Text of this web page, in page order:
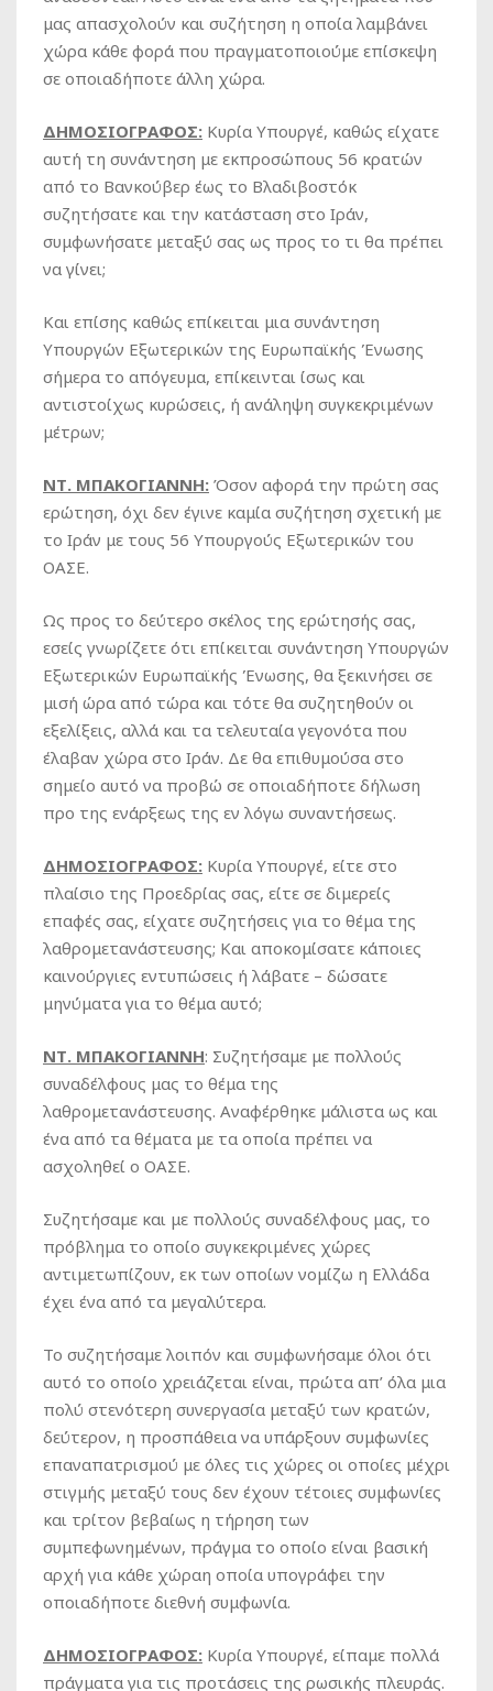
μας απασχολούν και συζήτηση η οποία λαμβάνει
χώρα κάθε φορά που πραγματοποιούμε επίσκεψη
σε οποιαδήποτε άλλη χώρα.
ΔΗΜΟΣΙΟΓΡΑΦΟΣ: Κυρία Υπουργέ, καθώς είχατε
αυτή τη συνάντηση με εκπροσώπους 56 κρατών
από το Βανκούβερ έως το Βλαδιβοστόκ
συζητήσατε και την κατάσταση στο Ιράν,
συμφωνήσατε μεταξύ σας ως προς το τι θα πρέπει
να γίνει;
Και επίσης καθώς επίκειται μια συνάντηση
Υπουργών Εξωτερικών της Ευρωπαϊκής Ένωσης
σήμερα το απόγευμα, επίκεινται ίσως και
αντιστοίχως κυρώσεις, ή ανάληψη συγκεκριμένων
μέτρων;
ΝΤ. ΜΠΑΚΟΓΙΑΝΝΗ: Όσον αφορά την πρώτη σας
ερώτηση, όχι δεν έγινε καμία συζήτηση σχετική με
το Ιράν με τους 56 Υπουργούς Εξωτερικών του
ΟΑΣΕ.
Ως προς το δεύτερο σκέλος της ερώτησής σας,
εσείς γνωρίζετε ότι επίκειται συνάντηση Υπουργών
Εξωτερικών Ευρωπαϊκής Ένωσης, θα ξεκινήσει σε
μισή ώρα από τώρα και τότε θα συζητηθούν οι
εξελίξεις, αλλά και τα τελευταία γεγονότα που
έλαβαν χώρα στο Ιράν. Δε θα επιθυμούσα στο
σημείο αυτό να προβώ σε οποιαδήποτε δήλωση
προ της ενάρξεως της εν λόγω συναντήσεως.
ΔΗΜΟΣΙΟΓΡΑΦΟΣ: Κυρία Υπουργέ, είτε στο
πλαίσιο της Προεδρίας σας, είτε σε διμερείς
επαφές σας, είχατε συζητήσεις για το θέμα της
λαθρομετανάστευσης; Και αποκομίσατε κάποιες
καινούργιες εντυπώσεις ή λάβατε – δώσατε
μηνύματα για το θέμα αυτό;
ΝΤ. ΜΠΑΚΟΓΙΑΝΝΗ: Συζητήσαμε με πολλούς
συναδέλφους μας το θέμα της
λαθρομετανάστευσης. Αναφέρθηκε μάλιστα ως και
ένα από τα θέματα με τα οποία πρέπει να
ασχοληθεί ο ΟΑΣΕ.
Συζητήσαμε και με πολλούς συναδέλφους μας, το
πρόβλημα το οποίο συγκεκριμένες χώρες
αντιμετωπίζουν, εκ των οποίων νομίζω η Ελλάδα
έχει ένα από τα μεγαλύτερα.
Το συζητήσαμε λοιπόν και συμφωνήσαμε όλοι ότι
αυτό το οποίο χρειάζεται είναι, πρώτα απ’ όλα μια
πολύ στενότερη συνεργασία μεταξύ των κρατών,
δεύτερον, η προσπάθεια να υπάρξουν συμφωνίες
επαναπατρισμού με όλες τις χώρες οι οποίες μέχρι
στιγμής μεταξύ τους δεν έχουν τέτοιες συμφωνίες
και τρίτον βεβαίως η τήρηση των
συμπεφωνημένων, πράγμα το οποίο είναι βασική
αρχή για κάθε χώραη οποία υπογράφει την
οποιαδήποτε διεθνή συμφωνία.
ΔΗΜΟΣΙΟΓΡΑΦΟΣ: Κυρία Υπουργέ, είπαμε πολλά
πράγματα για τις προτάσεις της ρωσικής πλευράς.